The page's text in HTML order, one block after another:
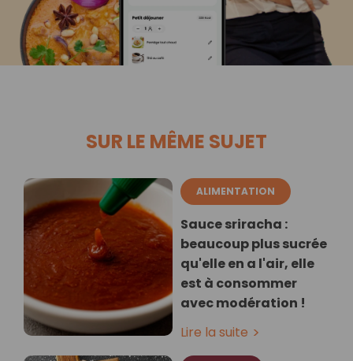
SUR LE MÊME SUJET
ALIMENTATION
Sauce sriracha :
beaucoup plus sucrée
qu'elle en a l'air, elle
est à consommer
avec modération !
Lire la suite